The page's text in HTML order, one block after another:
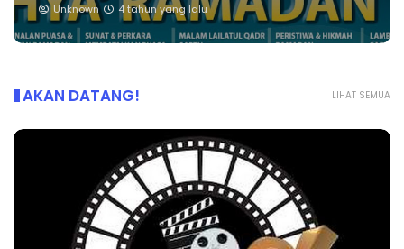
Unknown 4 tahun yang lalu
LIHAT SEMUA
AKAN DATANG!